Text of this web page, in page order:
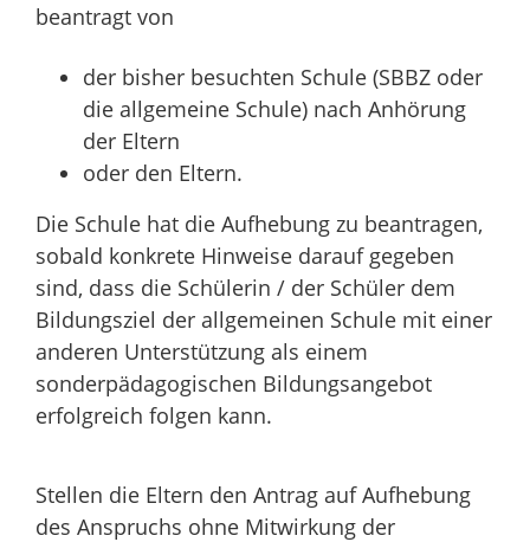
beantragt von
der bisher besuchten Schule (SBBZ oder
die allgemeine Schule) nach Anhörung
der Eltern
oder den Eltern.
Die Schule hat die Aufhebung zu beantragen,
sobald konkrete Hinweise darauf gegeben
sind, dass die Schülerin / der Schüler dem
Bildungsziel der allgemeinen Schule mit einer
anderen Unterstützung als einem
sonderpädagogischen Bildungsangebot
erfolgreich folgen kann.
Stellen die Eltern den Antrag auf Aufhebung
des Anspruchs ohne Mitwirkung der